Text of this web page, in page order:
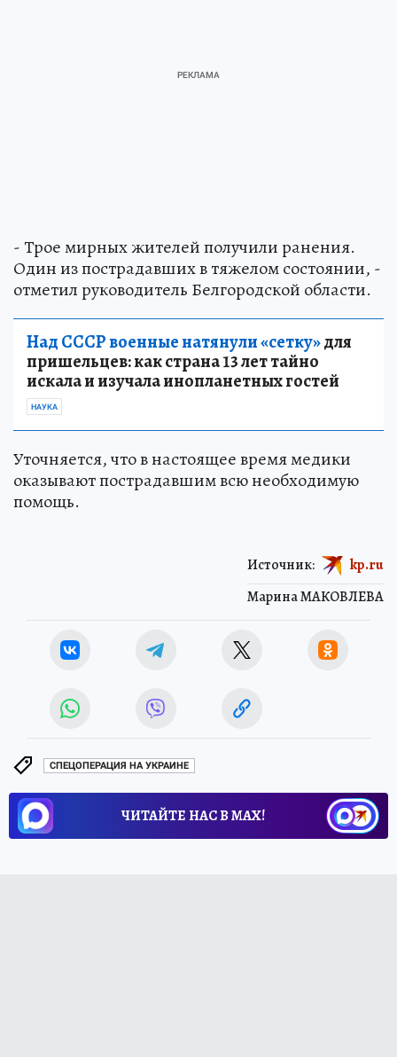
- Трое мирных жителей получили ранения.
Один из пострадавших в тяжелом состоянии, -
отметил руководитель Белгородской области.
Над СССР военные натянули «сетку»для
пришельцев: как страна 13 лет тайно
искала и изучала инопланетных гостей
НАУКА
Уточняется, что в настоящее время медики
оказывают пострадавшим всю необходимую
помощь.
Марина МАКОВЛЕВА
Источник: kp.ru
СПЕЦОПЕРАЦИЯ НА УКРАИНЕ
ЧИТАЙТЕ НАС В МАХ!